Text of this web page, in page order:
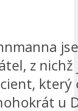
z nichž
u